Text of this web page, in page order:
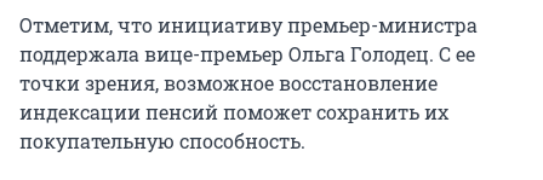
Отметим, что инициативу премьер-министра
поддержала вице-премьер Ольга Голодец. С ее
точки зрения, возможное восстановление
индексации пенсий поможет сохранить их
покупательную способность.